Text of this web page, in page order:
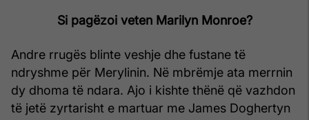
Si pagëzoi veten Marilyn Monroe?
Andre rrugës blinte veshje dhe fustane të
ndryshme për Merylinin. Në mbrëmje ata merrnin
dy dhoma të ndara. Ajo i kishte thënë që vazhdon
të jetë zyrtarisht e martuar me James Doghertyn